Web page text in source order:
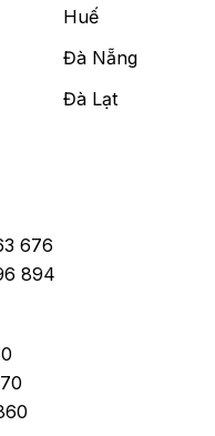
Huế
Đà Nẵng
Đà Lạt
676
894